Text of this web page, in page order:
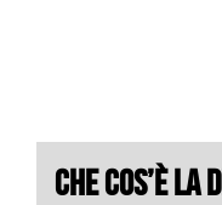
CHE COS’È LA